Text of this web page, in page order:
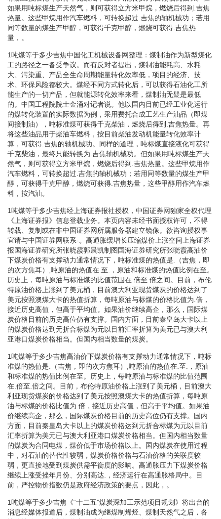
如果用吨标煤生产天然气，则可获得立方米甲烷，燃烧后得到.吉焦
热量。这些甲烷用作汽车燃料，可转换超过.吉焦的轴机械功；若用
同等数量的煤生产甲醇，可获得千克甲醇，燃烧可获得.吉焦热
量，。
1吨煤等于多少吉焦中国化工机械设备网整理：煤制油作为新型煤化
工的路径之一备受争议。而有反对者提出，煤制油能耗高、水耗
大、污染重、产品全生命周期能量转化效率低，项目的经济、技
术、环保风险都较大。煤经不同方式转化后，可以获得石油化工所
能生产的一切产品，但就能源转化效率来看，煤制油无疑是最低
的。中国工程院院士金涌对记者说。他以国内目前已经工业化运行
的煤转化装置的实际数据为例，采用费托合成工艺生产油品（即煤
间接制油），吨标准煤可获得千克柴油，燃烧后得到.吉焦热量。再
将这些油品用于柴油车燃料，按目前柴油发动机能量转化效率计
算，可获得.吉焦的轴机械功。同样的道理，吨标煤直接液化可获得
千克柴油，最终只能转换为.吉焦轴机械功。但如果用吨标煤生产天
然气，则可获得立方米甲烷，燃烧后得到.吉焦热量。这些甲烷用作
汽车燃料，可转换超过.吉焦的轴机械功；若用同等数量的煤生产甲
醇，可获得千克甲醇，燃烧可获得.吉焦热量，这些甲醇用作汽车燃
料，按汽油。
1吨煤等于多少吉焦经上海证券报社授权，中国证券网独家全权代理
《上海证券报》信息登载业务。本页内容未经书面授权许可，不得
转载、复制或在非中国证券网所属服务器建立镜像。欲咨询授权事
宜请与中国证券网联系-。高通胀缓增长压缩煤价上涨空间上海证券
报国海证券研究所张晓霞郭晨凯制图国海证券研究所张晓霞高油价
下煤炭价格有支撑动力通常情况下，吨标准煤的热值是.（吉焦，即
的次方焦耳）,吨原油的热值在.至.，原油和标准煤的热值比例在至。
历史上，每吨原油与标准煤的比值范围在.倍至.倍之间。目前，布伦
特原油价格上涨到了美元桶，目前澳大利亚现货煤炭的价格达到了
美元按照澳煤大卡的热值折算，每吨原油与标煤的价格比值为.倍，
接近历史高值，但高于平均值。如果油价继续高企，那么，国际煤
炭价格目前的历史高位仍有支撑。国内方面，目前秦皇岛大卡以上
的煤炭价格达到元折合标煤为元以目前汇率折算为美元已与澳大利
亚港口煤炭价格相当。但国内相当数量的煤炭。
1吨煤等于多少吉焦高油价下煤炭价格有支撑动力通常情况下，吨标
准煤的热值是.（吉焦，即的次方焦耳）,吨原油的热值在.至.，原油
和标准煤的热值比例在至。历史上，每吨原油与标准煤的比值范围
在.倍至.倍之间。目前，布伦特原油价格上涨到了美元桶，目前澳大
利亚现货煤炭的价格达到了美元按照澳煤大卡的热值折算，每吨原
油与标煤的价格比值为.倍，接近历史高值，但高于平均值。如果油
价继续高企，那么，国际煤炭价格目前的历史高位仍有支撑。国内
方面，目前秦皇岛大卡以上的煤炭价格达到元折合标煤为元以目前
汇率折算为美元已与澳大利亚港口煤炭价格相当。但国内相当数量
的煤炭为合同电煤，煤价低于市场价格以上。国内煤炭在使用过程
中，对石油的替代性较弱，煤炭价格价格与石油价格的关联度较
弱，更直接地受到煤炭供需平衡度的影响。高通胀压力下煤炭价格
继续上涨受挫年月份、分别高达.，经济运行在高通胀格局中。目
前，严控物价指数仍是政府经济政策的要点，因此，。
1吨煤等于多少吉焦《“十二五”煤炭深加工示范项目规划》将出台的
消息经媒体报道后，煤制油成为继煤制烯烃、煤制天然气之后，各